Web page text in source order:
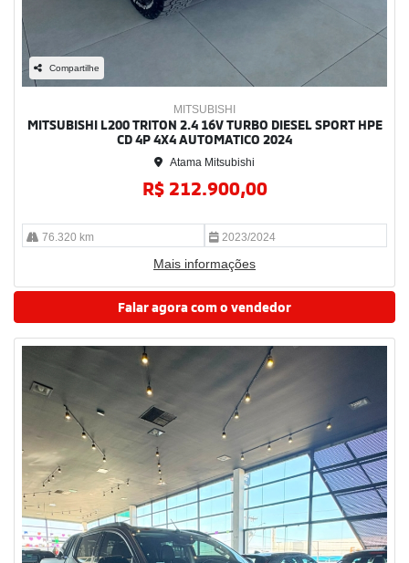
Compartilhe
MITSUBISHI
MITSUBISHI L200 TRITON 2.4 16V TURBO DIESEL SPORT HPE
CD 4P 4X4 AUTOMATICO 2024
Atama Mitsubishi
R$ 212.900,00
76.320 km 2023/2024
Mais informações
Falar agora com o vendedor